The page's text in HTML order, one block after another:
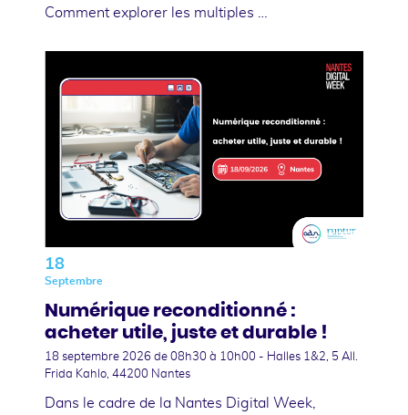
Comment explorer les multiples …
18
Septembre
Numérique reconditionné :
acheter utile, juste et durable !
18 septembre 2026 de 08h30 à 10h00 - Halles 1&2, 5 All.
Frida Kahlo, 44200 Nantes
Dans le cadre de la Nantes Digital Week,